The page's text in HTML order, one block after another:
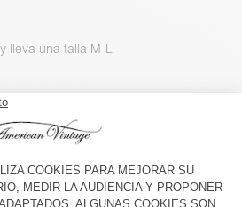
lleva una talla M-L
martes 11 de agosto y el jueves 13 de
agosto
EN TIENDA